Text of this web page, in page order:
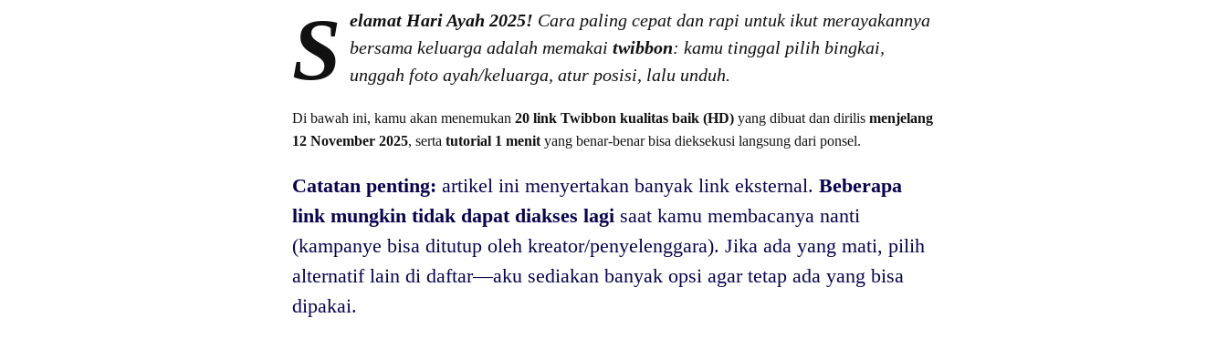
S elamat Hari Ayah 2025! Cara paling cepat dan rapi untuk ikut merayakannya
bersama keluarga adalah memakai twibbon: kamu tinggal pilih bingkai,
unggah foto ayah/keluarga, atur posisi, lalu unduh.
Di bawah ini, kamu akan menemukan 20 link Twibbon kualitas baik (HD) yang dibuat dan dirilis menjelang
12 November 2025, serta tutorial 1 menit yang benar-benar bisa dieksekusi langsung dari ponsel.
Catatan penting: artikel ini menyertakan banyak link eksternal. Beberapa
link mungkin tidak dapat diakses lagi saat kamu membacanya nanti
(kampanye bisa ditutup oleh kreator/penyelenggara). Jika ada yang mati, pilih
alternatif lain di daftar—aku sediakan banyak opsi agar tetap ada yang bisa
dipakai.